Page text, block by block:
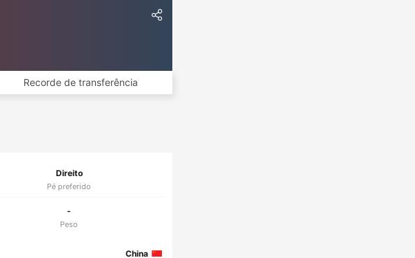
Recorde de transferência
Direito
Pé preferido
-
Peso
China